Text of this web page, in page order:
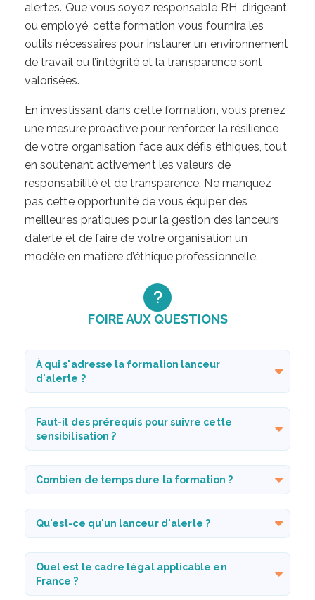
alertes. Que vous soyez responsable RH, dirigeant,
ou employé, cette formation vous fournira les
outils nécessaires pour instaurer un environnement
de travail où l’intégrité et la transparence sont
valorisées.
En investissant dans cette formation, vous prenez
une mesure proactive pour renforcer la résilience
de votre organisation face aux défis éthiques, tout
en soutenant activement les valeurs de
responsabilité et de transparence. Ne manquez
pas cette opportunité de vous équiper des
meilleures pratiques pour la gestion des lanceurs
d’alerte et de faire de votre organisation un
modèle en matière d’éthique professionnelle.
FOIRE AUX QUESTIONS
À qui s'adresse la formation lanceur
d'alerte ?
Faut-il des prérequis pour suivre cette
sensibilisation ?
Combien de temps dure la formation ?
Qu'est-ce qu'un lanceur d'alerte ?
Quel est le cadre légal applicable en
France ?